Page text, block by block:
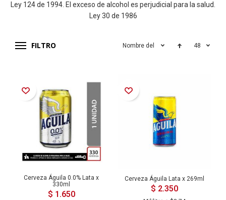
Ley 124 de 1994. El exceso de alcohol es perjudicial para la salud.
Ley 30 de 1986
FILTRO Nombre del producto 48
Añadir a la Lista de Deseos
Cerveza Águila 0.0% Lata x
330ml
$ 1.650
Añadir a la Lista de Deseos
Cerveza Águila Lata x 269ml
$ 2.350